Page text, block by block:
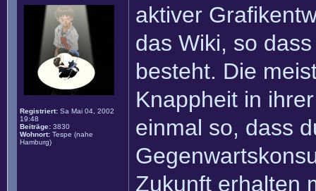
Registriert: Sa Mai 04, 2002
19:48
Beiträge: 3830
Wohnort: Tespe (nahe
Hamburg)
aktiver
das Wiki, so
besteht. Die
Knappheit in
einmal so, dass
Zukunft erhalten